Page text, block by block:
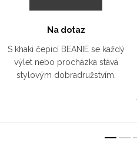
Na dotaz
S khaki čepicí BEANIE se každý
výlet nebo procházka stává
stylovým dobradružstvím.